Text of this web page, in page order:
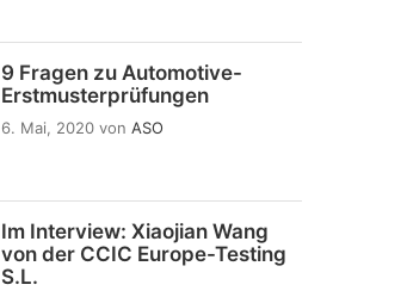
9 Fragen zu Automotive-
Erstmusterprüfungen
6. Mai, 2020 von ASO
Im Interview: Xiaojian Wang
von der CCIC Europe-Testing
S.L.